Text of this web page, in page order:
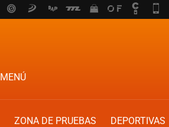
MENÚ
ZONA DE PRUEBAS DEPORTIVAS